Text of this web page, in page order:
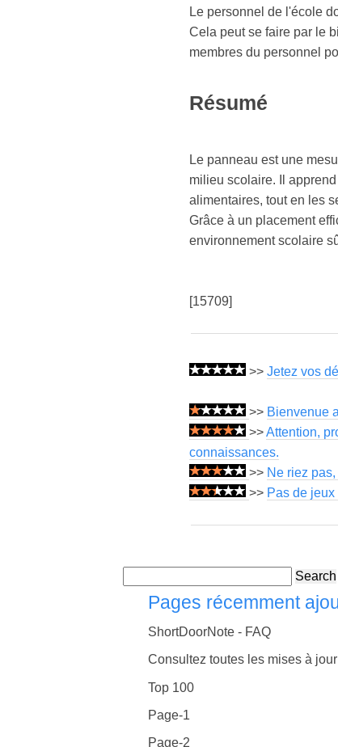
Le personnel de l'école
Cela peut se faire par le
membres du personnel
Résumé
Le panneau est une
milieu scolaire. Il
alimentaires, tout en les
Grâce à un placement
environnement scolaire
[15709]
>> Jetez vos
>> Bienvenue
>>Attention,
connaissances.
>> Ne riez
>> Pas de
Search
Pages récemment
ShortDoorNote - FAQ
Consultez toutes les mises à
Top 100
Page-1
Page-2